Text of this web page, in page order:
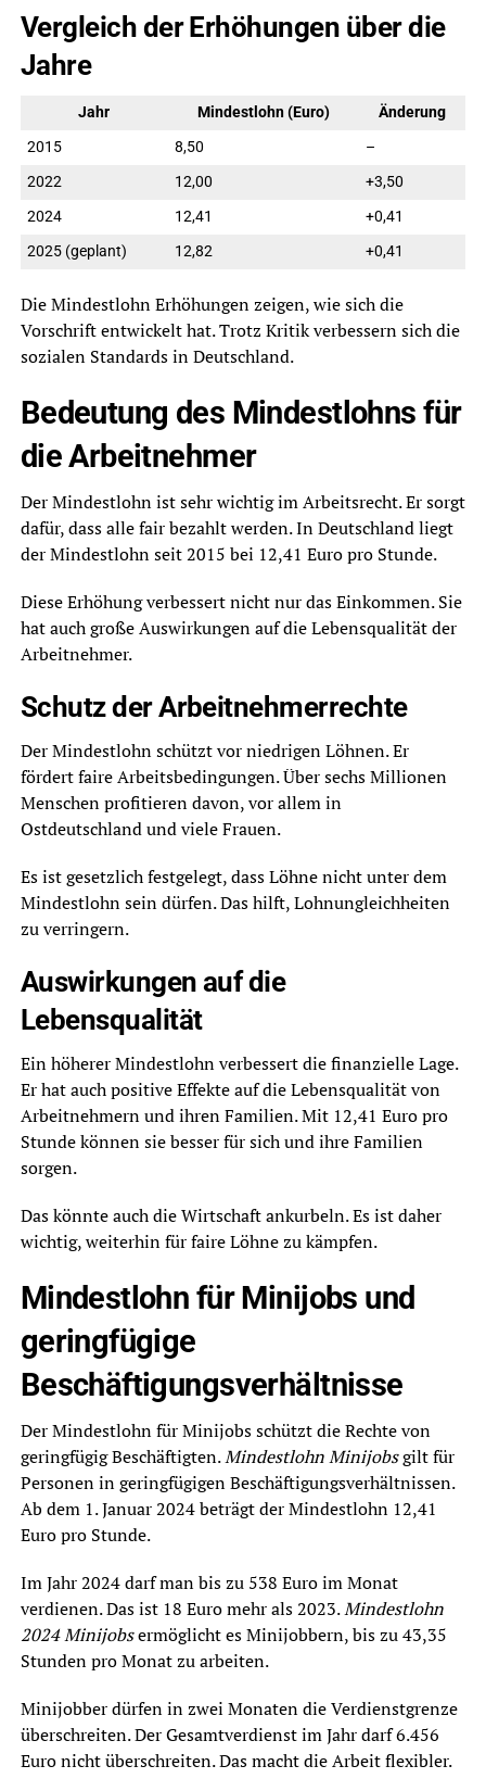
Vergleich der Erhöhungen über die
Jahre
Jahr Mindestlohn (Euro)
Änderung
2015
8,50
–
2022
12,00
+3,50
2024
12,41
+0,41
2025 (geplant)
12,82 +0,41
Die Mindestlohn Erhöhungen zeigen, wie sich die
Vorschrift entwickelt hat. Trotz Kritik verbessern sich die
sozialen Standards in Deutschland.
Bedeutung des Mindestlohns für
die Arbeitnehmer
Der Mindestlohn ist sehr wichtig im Arbeitsrecht. Er sorgt
dafür, dass alle fair bezahlt werden. In Deutschland liegt
der Mindestlohn seit 2015 bei 12,41 Euro pro Stunde.
Diese Erhöhung verbessert nicht nur das Einkommen. Sie
hat auch große Auswirkungen auf die Lebensqualität der
Arbeitnehmer.
Schutz der Arbeitnehmerrechte
Der Mindestlohn schützt vor niedrigen Löhnen. Er
fördert faire Arbeitsbedingungen. Über sechs Millionen
Menschen profitieren davon, vor allem in
Ostdeutschland und viele Frauen.
Es ist gesetzlich festgelegt, dass Löhne nicht unter dem
Mindestlohn sein dürfen. Das hilft, Lohnungleichheiten
zu verringern.
Auswirkungen auf die
Lebensqualität
Ein höherer Mindestlohn verbessert die finanzielle Lage.
Er hat auch positive Effekte auf die Lebensqualität von
Arbeitnehmern und ihren Familien. Mit 12,41 Euro pro
Stunde können sie besser für sich und ihre Familien
sorgen.
Das könnte auch die Wirtschaft ankurbeln. Es ist daher
wichtig, weiterhin für faire Löhne zu kämpfen.
Mindestlohn für Minijobs und
geringfügige
Beschäftigungsverhältnisse
Der Mindestlohn für Minijobs schützt die Rechte von
geringfügig Beschäftigten.Mindestlohn Minijobsgilt für
Personen in geringfügigen Beschäftigungsverhältnissen.
Ab dem 1. Januar 2024 beträgt der Mindestlohn 12,41
Euro pro Stunde.
Im Jahr 2024 darf man bis zu 538 Euro im Monat
verdienen. Das ist 18 Euro mehr als 2023.Mindestlohn
2024 Minijobsermöglicht es Minijobbern, bis zu 43,35
Stunden pro Monat zu arbeiten.
Minijobber dürfen in zwei Monaten die Verdienstgrenze
überschreiten. Der Gesamtverdienst im Jahr darf 6.456
Euro nicht überschreiten. Das macht die Arbeit flexibler.